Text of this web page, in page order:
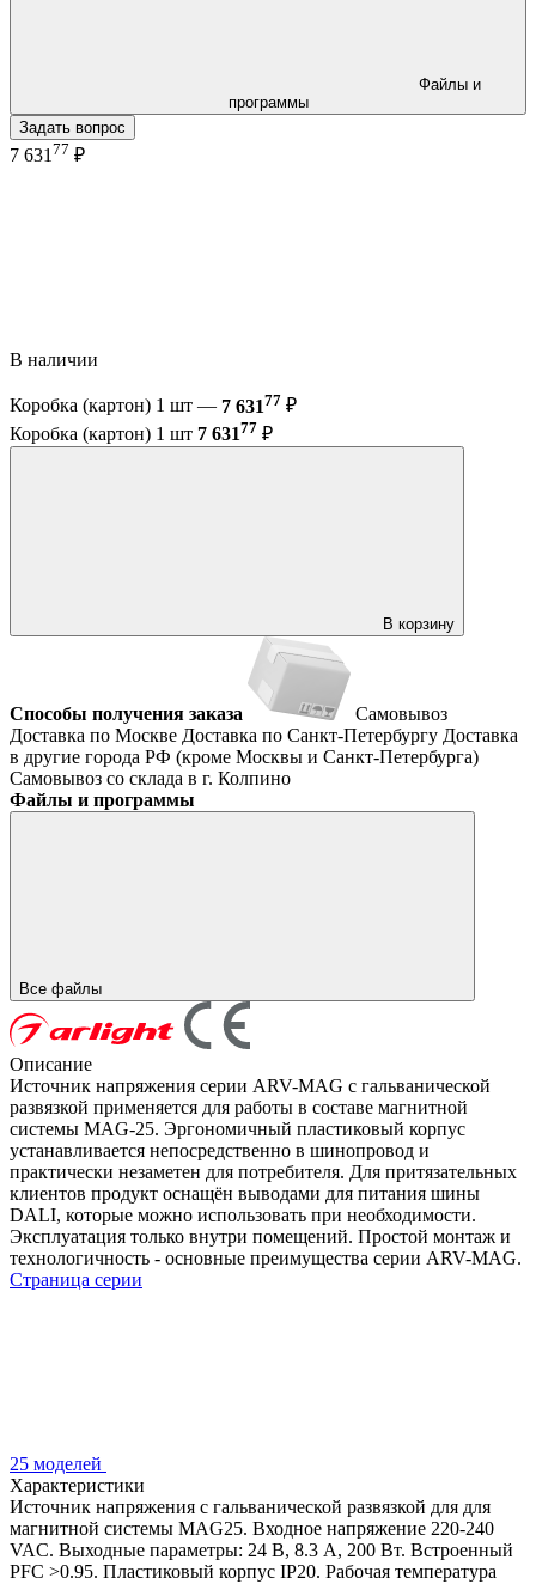
программы
Задать вопрос
7 631 77 ₽
В наличии
Коробка (картон) 1 шт — 7 63177 ₽
Коробка (картон) 1 шт 7 63177 ₽
В корзину
Способы получения заказа
Самовывоз
Доставка по Москве Доставка по Санкт-Петербургу Доставка
в другие города РФ (кроме Москвы и Санкт-Петербурга)
Самовывоз со склада в г. Колпино
Файлы и программы
Все файлы
Описание
Источник напряжения серии ARV-MAG с гальванической
развязкой применяется для работы в составе магнитной
системы MAG-25. Эргономичный пластиковый корпус
устанавливается непосредственно в шинопровод и
практически незаметен для потребителя. Для притязательных
клиентов продукт оснащён выводами для питания шины
DALI, которые можно использовать при необходимости.
Эксплуатация только внутри помещений. Простой монтаж и
технологичность - основные преимущества серии ARV-MAG.
Страница серии
25 моделей
Характеристики
Источник напряжения с гальванической развязкой для для
магнитной системы MAG25. Входное напряжение 220-240
VAC. Выходные параметры: 24 В, 8.3 А, 200 Вт. Встроенный
PFC >0.95. Пластиковый корпус IP20. Рабочая температура